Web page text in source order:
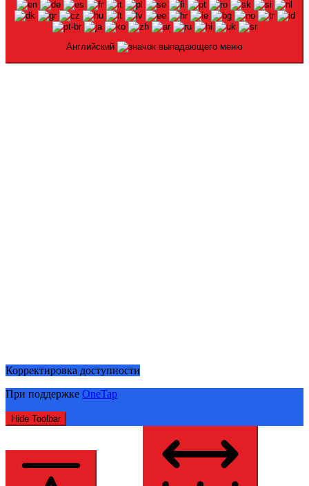
Английский
Корректировка доступности
При поддержке OneTap
Hide Toolbar